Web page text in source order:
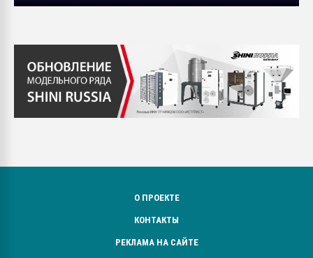
О ПРОЕКТЕ
КОНТАКТЫ
РЕКЛАМА НА САЙТЕ